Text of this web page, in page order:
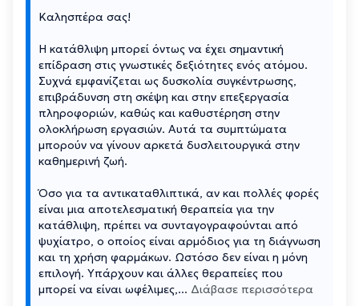
Καλησπέρα σας!
Η κατάθλιψη μπορεί όντως να έχει σημαντική
επίδραση στις γνωστικές δεξιότητες ενός ατόμου.
Συχνά εμφανίζεται ως δυσκολία συγκέντρωσης,
επιβράδυνση στη σκέψη και στην επεξεργασία
πληροφοριών, καθώς και καθυστέρηση στην
ολοκλήρωση εργασιών. Αυτά τα συμπτώματα
μπορούν να γίνουν αρκετά δυσλειτουργικά στην
καθημερινή ζωή.
Όσο για τα αντικαταθλιπτικά, αν και πολλές φορές
είναι μια αποτελεσματική θεραπεία για την
κατάθλιψη, πρέπει να συνταγογραφούνται από
ψυχίατρο, ο οποίος είναι αρμόδιος για τη διάγνωση
και τη χρήση φαρμάκων. Ωστόσο δεν είναι η μόνη
επιλογή. Υπάρχουν και άλλες θεραπείες που
μπορεί να είναι ωφέλιμες,... Διάβασε περισσότερα